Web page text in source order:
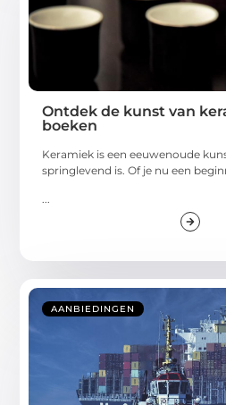
Ontdek de kunst van
boeken
Keramiek is een eeuwenoude
springlevend is. Of je nu een
...
AANBIEDINGEN